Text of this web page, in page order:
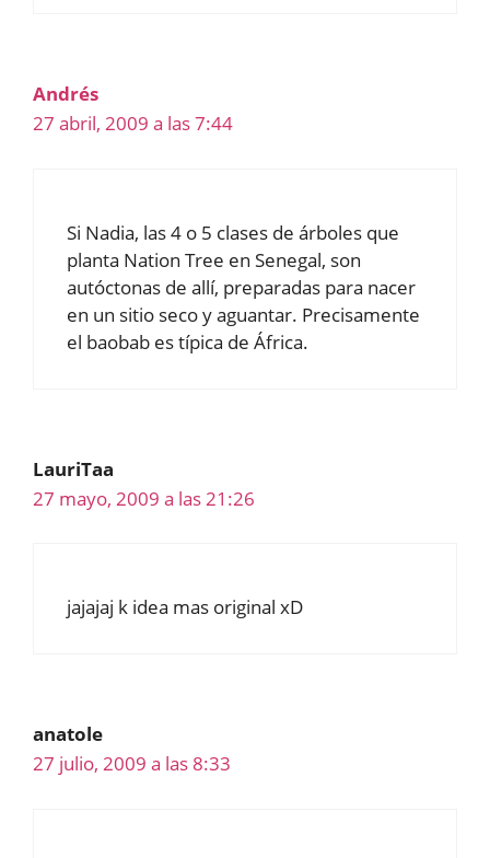
Andrés
27 abril, 2009 a las 7:44
Si Nadia, las 4 o 5 clases de árboles que
planta Nation Tree en Senegal, son
autóctonas de allí, preparadas para nacer
en un sitio seco y aguantar. Precisamente
el baobab es típica de África.
LauriTaa
27 mayo, 2009 a las 21:26
jajajaj k idea mas original xD
anatole
27 julio, 2009 a las 8:33